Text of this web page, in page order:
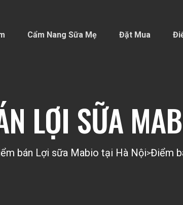
Cẩm Nang Sữa Mẹ Đặt Mua
LỢI SỮA
bán Lợi sữa Mabio tại Hà Nội>Điểm